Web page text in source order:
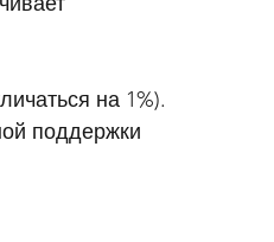
на 1%).
поддержки